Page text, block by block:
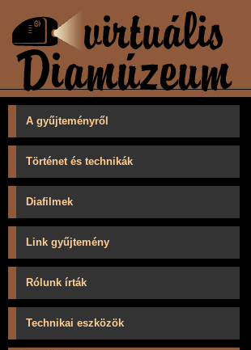
A gyűjteményről
Történet és technikák
Diafilmek
Link gyűjtemény
Rólunk írták
Technikai eszközök